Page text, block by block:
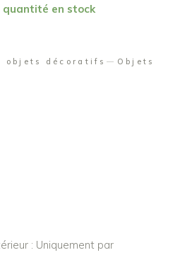
quantité en stock
objets décoratifs
Objets
: Uniquement par